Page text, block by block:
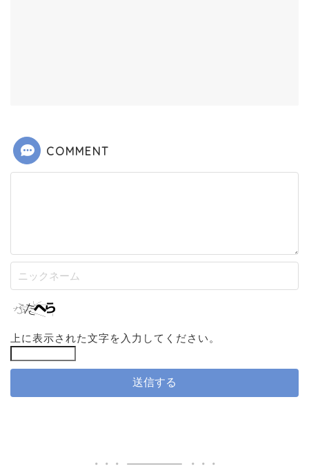
COMMENT
上に表示された文字を入力してください。